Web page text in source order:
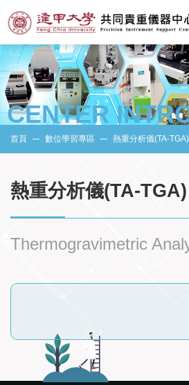
CENTER
首頁 數位學習專區 熱重分析儀(TA-TGA)
熱重分析儀(TA-TGA)
Thermogravimetric